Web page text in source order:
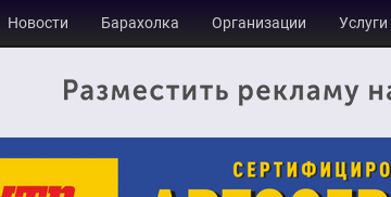
Новости Барахолка Организации Услуги